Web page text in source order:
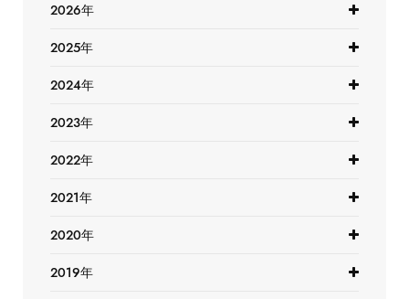
2026年
2025年
2024年
2023年
2022年
2021年
2020年
2019年